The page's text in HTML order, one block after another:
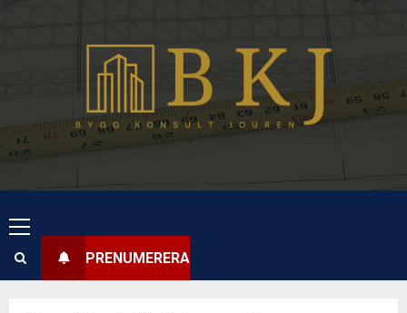
Primary
Menu
PRENUMERERA